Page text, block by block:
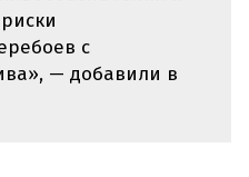
с
— добавили в